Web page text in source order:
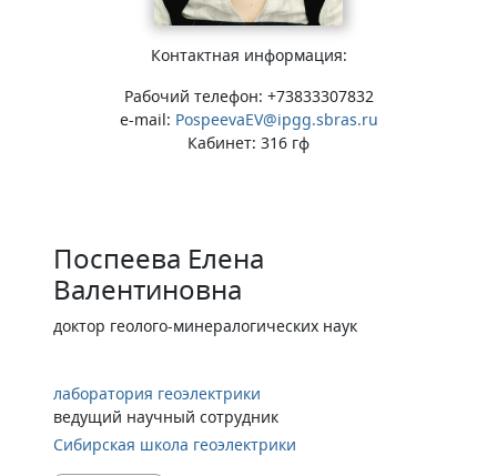
Контактная информация:
Рабочий телефон: +73833307832
e-mail: PospeevaEV@ipgg.sbras.ru
Кабинет: 316 гф
Поспеева Елена
Валентиновна
доктор геолого-минералогических наук
лаборатория геоэлектрики
ведущий научный сотрудник
Сибирская школа геоэлектрики